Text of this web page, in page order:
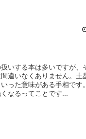
いする本は多いですが、
違いなくありません。土
った意味がある手相です
なるってことです...